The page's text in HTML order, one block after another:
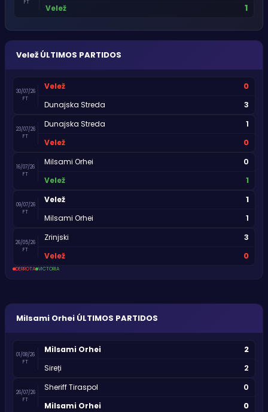
FT
Velež 1
Velež ÚLTIMOS PARTIDOS
30/07/26
FT
Velež 0
Dunajska Streda 3
23/07/26
FT
Dunajska Streda 1
Velež 0
16/07/26
FT
Milsami Orhei 0
Velež 1
09/07/26
FT
Velež 1
Milsami Orhei 1
26/05/26
FT
Zrinjski 3
Velež 0
DERROTA VICTORIA
Milsami Orhei ÚLTIMOS PARTIDOS
01/08/26
FT
Milsami Orhei 2
Sireți 2
26/07/26
FT
Sheriff Tiraspol 0
Milsami Orhei 0